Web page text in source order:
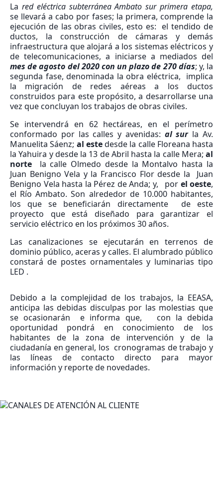
La red eléctrica subterránea Ambato sur primera etapa,
se llevará a cabo por fases; la primera, comprende la
ejecución de las obras civiles, esto es: el tendido de
ductos, la construcción de cámaras y demás
infraestructura que alojará a los sistemas eléctricos y
de telecomunicaciones, a iniciarse a mediados del
mes de agosto del 2020 con un plazo de 270 días; y, la
segunda fase, denominada la obra eléctrica, implica
la migración de redes aéreas a los ductos
construidos para este propósito, a desarrollarse una
vez que concluyan los trabajos de obras civiles.
Se intervendrá en 62 hectáreas, en el perímetro
conformado por las calles y avenidas: al surla Av.
Manuelita Sáenz; al estedesde la calle Floreana hasta
la Yahuira y desde la 13 de Abril hasta la calle Mera; al
norte la calle Olmedo desde la Montalvo hasta la
Juan Benigno Vela y la Francisco Flor desde la Juan
Benigno Vela hasta la Pérez de Anda; y, por el oeste,
el Río Ambato. Son alrededor de 10.000 habitantes,
los que se beneficiarán directamente de este
proyecto que está diseñado para garantizar el
servicio eléctrico en los próximos 30 años.
Las canalizaciones se ejecutarán en terrenos de
dominio público, aceras y calles. El alumbrado público
constará de postes ornamentales y luminarias tipo
LED .
Debido a la complejidad de los trabajos, la EEASA,
anticipa las debidas disculpas por las molestias que
se ocasionarán e informa que, con la debida
oportunidad pondrá en conocimiento de los
habitantes de la zona de intervención y de la
ciudadanía en general, los cronogramas de trabajo y
las líneas de contacto directo para mayor
información y reporte de novedades.